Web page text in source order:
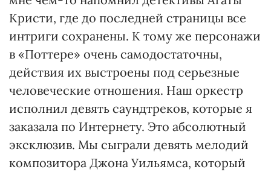
Кристи, где до последней страницы все
интриги сохранены. К тому же персонажи
в «Поттере» очень самодостаточны,
действия их выстроены под серьезные
человеческие отношения. Наш оркестр
исполнил девять саундтреков, которые я
заказала по Интернету. Это абсолютный
эксклюзив. Мы сыграли девять мелодий
композитора Джона Уильямса, который